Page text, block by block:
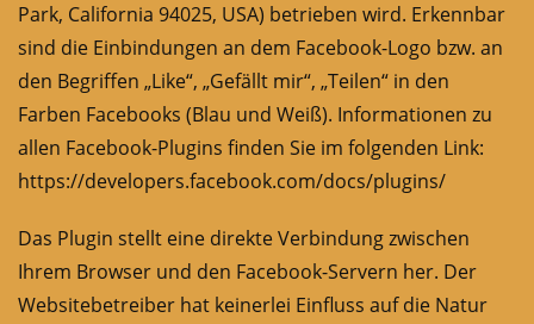
Park, California 94025, USA) betrieben wird. Erkennbar
sind die Einbindungen an dem Facebook-Logo bzw. an
den Begriffen „Like“, „Gefällt mir“, „Teilen“ in den
Farben Facebooks (Blau und Weiß). Informationen zu
allen Facebook-Plugins finden Sie im folgenden Link:
https://developers.facebook.com/docs/plugins/
Das Plugin stellt eine direkte Verbindung zwischen
Ihrem Browser und den Facebook-Servern her. Der
Websitebetreiber hat keinerlei Einfluss auf die Natur